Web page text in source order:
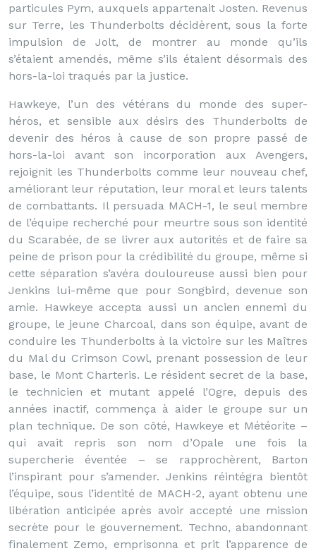
particules Pym, auxquels appartenait Josten. Revenus
sur Terre, les Thunderbolts décidèrent, sous la forte
impulsion de Jolt, de montrer au monde qu’ils
s’étaient amendés, même s’ils étaient désormais des
hors-la-loi traqués par la justice.
Hawkeye, l’un des vétérans du monde des super-
héros, et sensible aux désirs des Thunderbolts de
devenir des héros à cause de son propre passé de
hors-la-loi avant son incorporation aux Avengers,
rejoignit les Thunderbolts comme leur nouveau chef,
améliorant leur réputation, leur moral et leurs talents
de combattants. Il persuada MACH-1, le seul membre
de l’équipe recherché pour meurtre sous son identité
du Scarabée, de se livrer aux autorités et de faire sa
peine de prison pour la crédibilité du groupe, même si
cette séparation s’avéra douloureuse aussi bien pour
Jenkins lui-même que pour Songbird, devenue son
amie. Hawkeye accepta aussi un ancien ennemi du
groupe, le jeune Charcoal, dans son équipe, avant de
conduire les Thunderbolts à la victoire sur les Maîtres
du Mal du Crimson Cowl, prenant possession de leur
base, le Mont Charteris. Le résident secret de la base,
le technicien et mutant appelé l’Ogre, depuis des
années inactif, commença à aider le groupe sur un
plan technique. De son côté, Hawkeye et Météorite –
qui avait repris son nom d’Opale une fois la
supercherie éventée – se rapprochèrent, Barton
l’inspirant pour s’amender. Jenkins réintégra bientôt
l’équipe, sous l’identité de MACH-2, ayant obtenu une
libération anticipée après avoir accepté une mission
secrète pour le gouvernement. Techno, abandonnant
finalement Zemo, emprisonna et prit l’apparence de